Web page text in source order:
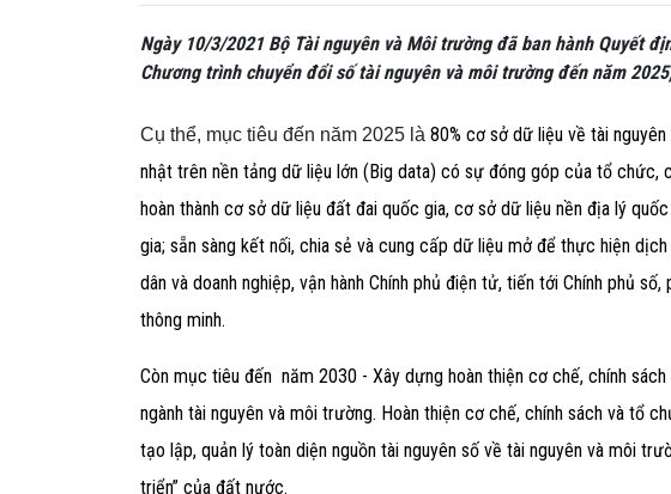
Ngày 10/3/2021 Bộ Tài nguyên và Môi trường đã ban hành Quyết
Chương trình chuyển đổi số tài nguyên và môi trường đến năm
Cụ thể, mục tiêu đến năm 2025 là 80% cơ sở dữ liệu về tài
nhật trên nền tảng dữ liệu lớn (Big data) có sự đóng góp của tổ chức,
hoàn thành cơ sở dữ liệu đất đai quốc gia, cơ sở dữ liệu nền địa lý
gia; sẵn sàng kết nối, chia sẻ và cung cấp dữ liệu mở để thực hiện
dân và doanh nghiệp, vận hành Chính phủ điện tử, tiến tới Chính phủ
thông minh.
Còn mục tiêu đến năm 2030 - Xây dựng hoàn thiện cơ chế, chính
ngành tài nguyên và môi trường. Hoàn thiện cơ chế, chính sách và tổ
tạo lập, quản lý toàn diện nguồn tài nguyên số về tài nguyên và môi
triển” của đất nước.
Tư vấn pháp lý doanh nghiệp